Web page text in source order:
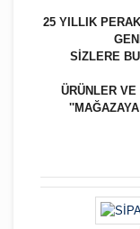
25 YILLIK
SİZLERE
ÜRÜNLER